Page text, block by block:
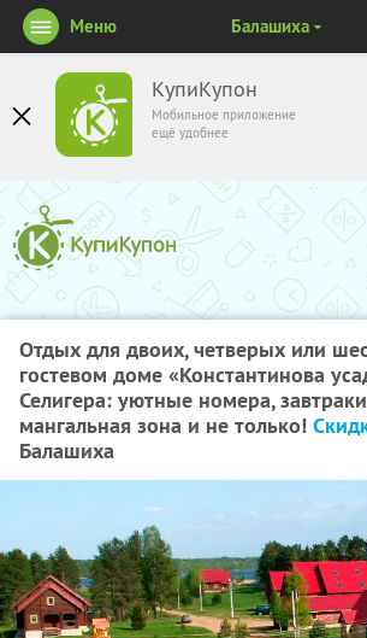
КупиКупон
Мобильное приложение
ещё удобнее
Меню Балашиха
Отдых для двоих, четверых или
гостевом доме «Константинова
Селигера: уютные номера,
мангальная зона и не только!
Балашиха